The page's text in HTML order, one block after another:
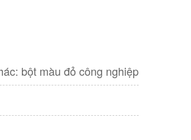
bột màu đỏ công nghiệp